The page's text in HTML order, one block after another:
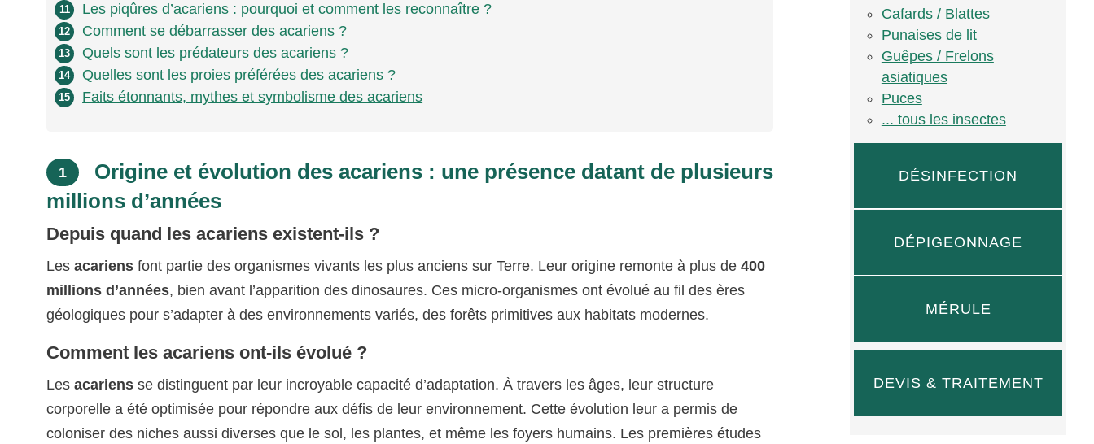
11 Les piqûres d’acariens : pourquoi et comment les reconnaître ?
12 Comment se débarrasser des acariens ?
13 Quels sont les prédateurs des acariens ?
14 Quelles sont les proies préférées des acariens ?
15 Faits étonnants, mythes et symbolisme des acariens
1
Origine et évolution des acariens : une présence datant de plusieurs
millions d’années
Depuis quand les acariens existent-ils ?
Lesacariens font partie des organismes vivants les plus anciens sur Terre. Leur origine remonte à plus de400
millions d’années, bien avant l’apparition des dinosaures. Ces micro-organismes ont évolué au fil des ères
géologiques pour s’adapter à des environnements variés, des forêts primitives aux habitats modernes.
Comment les acariens ont-ils évolué ?
Lesacariens se distinguent par leur incroyable capacité d’adaptation. À travers les âges, leur structure
corporelle a été optimisée pour répondre aux défis de leur environnement. Cette évolution leur a permis de
coloniser des niches aussi diverses que le sol, les plantes, et même les foyers humains. Les premières études
Cafards / Blattes
Punaises de lit
Guêpes / Frelons
asiatiques
Puces
... tous les insectes
DÉSINFECTION
DÉPIGEONNAGE
MÉRULE
DEVIS & TRAITEMENT